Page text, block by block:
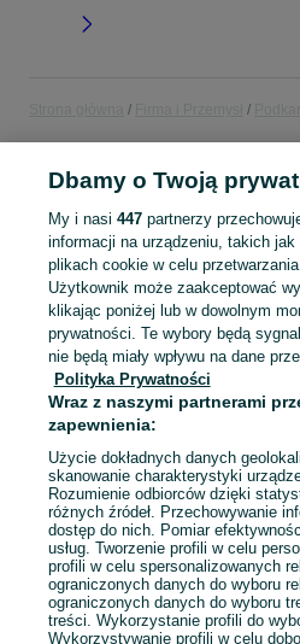
FIRMA I PRZEMYSŁ
KATEGORIA
Mapa kategorii
Mapa miejscowości
Mapa ministron
Popularne wyszukiwania
Dbamy o Twoją
My i nasi 447partnerzy
informacji na urządzeniu, takich
plikach cookie w celu
Użytkownik może zaakceptować
klikając poniżej lub w dowolnym
prywatności. Te wybory będą
nie będą miały wpływu na dane
Polityka Prywatności
Wraz z naszymi partnerami
zapewnienia:
Użycie dokładnych danych
skanowanie charakterystyki
Rozumienie odbiorców dzięki
różnych źródeł. Przechowywanie
dostęp do nich. Pomiar
usług. Tworzenie profili w celu
profili w celu spersonalizowanych
ograniczonych danych do wyboru
ograniczonych danych do wyboru
treści. Wykorzystanie profili do
Wykorzystywanie profili w celu